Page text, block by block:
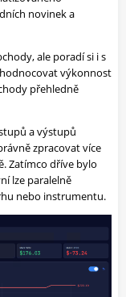
novinek a
ale poradí si i s
výkonnost
přehledně
a výstupů
zpracovat více
Zatímco dříve bylo
lze paralelně
nebo instrumentu.